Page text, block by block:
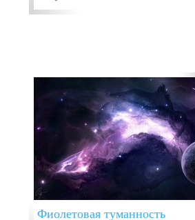
Фиолетовая туманность